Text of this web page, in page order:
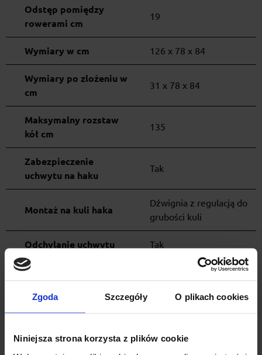
Zgoda Szczegóły O plikach cookies
Niniejsza strona korzysta z plików cookie
Odstęp pomiędzy
rowerami cm
19
Wymiary w cm 126 x 78 x 84
Wymiary po zlożeniu w
cm
31 x 78 x 84
Maksymalny rozstaw
kół cm
135
Zabezpieczenie
uchwytu na haku
Tak
Montaż na kuli haka
Dźwignia z regulacją do
grubości kuli
Odchylanie uchwytu Tak
Rampa załadunkowa
Wtyczka typ 13 pin